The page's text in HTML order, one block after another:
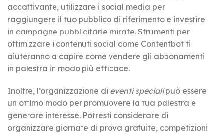
accattivante, utilizzare i social media per
raggiungere il tuo pubblico di riferimento e investire
in campagne pubblicitarie mirate. Strumenti per
ottimizzare i contenuti social come Contentbot ti
aiuteranno a capire come vendere gli abbonamenti
in palestra in modo più efficace.
Inoltre, l’organizzazione di eventi specialipuò essere
un ottimo modo per promuovere la tua palestra e
generare interesse. Potresti considerare di
organizzare giornate di prova gratuite, competizioni